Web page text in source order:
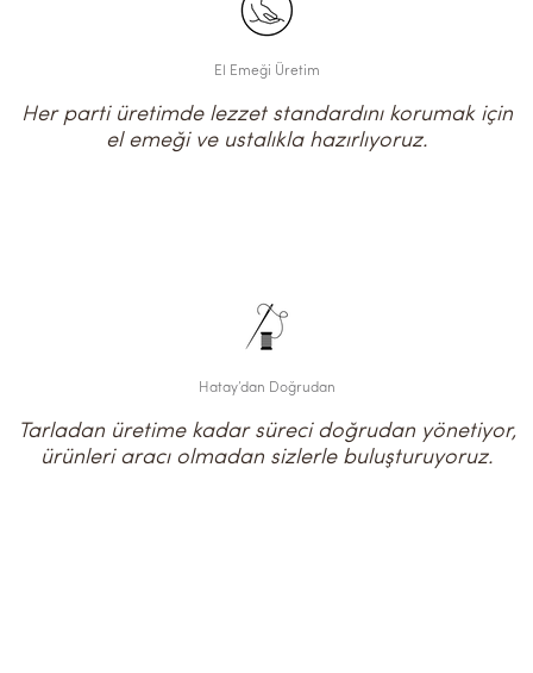
El Emeği Üretim
Her parti üretimde lezzet standardını korumak için
el emeği ve ustalıkla hazırlıyoruz.
Hatay’dan Doğrudan
Tarladan üretime kadar süreci doğrudan yönetiyor,
ürünleri aracı olmadan sizlerle buluşturuyoruz.